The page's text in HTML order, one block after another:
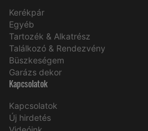
Kerékpár
Egyéb
Tartozék & Alkatrész
Találkozó & Rendezvény
Büszkeségem
Garázs dekor
Kapcsolatok
Kapcsolatok
Új hirdetés